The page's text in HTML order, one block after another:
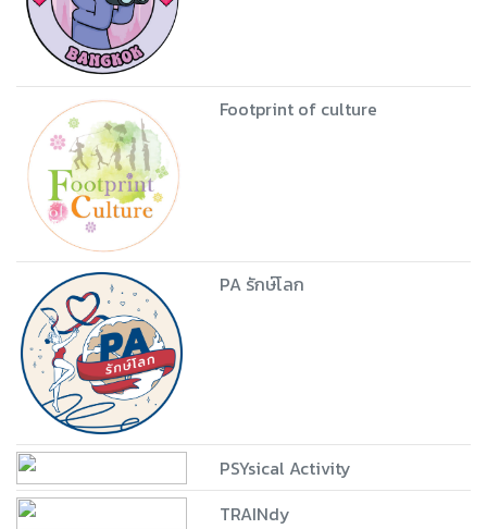
Footprint of culture
PA รักษ์โลก
PSYsical Activity
TRAINdy